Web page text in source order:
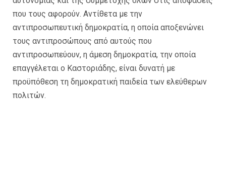
που τους αφορούν. Αντίθετα με την
αντιπροσωπευτική δημοκρατία, η οποία αποξενώνει
τους αντιπροσώπους από αυτούς που
αντιπροσωπεύουν, η άμεση δημοκρατία, την οποία
επαγγέλεται ο Καστοριάδης, είναι δυνατή με
προϋπόθεση τη δημοκρατική παιδεία των ελεύθερων
πολιτών.